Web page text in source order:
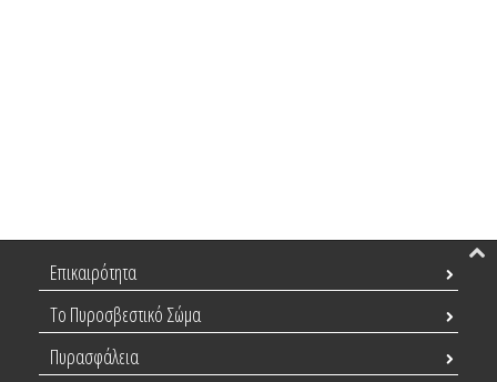
Επικαιρότητα
Το Πυροσβεστικό Σώμα
Πυρασφάλεια